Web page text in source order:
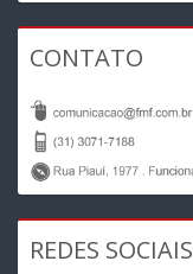
CONTATO
REDES SOCIAIS